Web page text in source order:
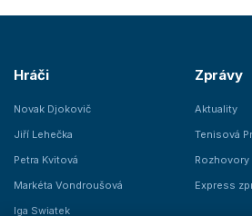
Hráči
Novak Djokovič
Jiří Lehečka
Petra Kvitová
Markéta Vondroušová
Iga Swiatek
Zprávy
Aktuality
Tenisová
Rozhovory
Express